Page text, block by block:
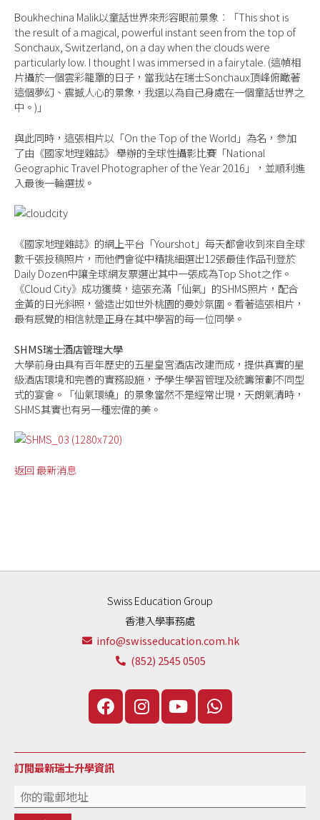
Boukhechina Malik以童話世界來形容眼前景象︰「This shot is
the result of a magical, powerful instant seen from the top of
Sonchaux, Switzerland, on a day when the clouds were
particularly low. I thought I was immersed in a fairytale. (這幀相
片攝於一個雲彩籠罩的日子，當我站在瑞士Sonchaux頂峰俯瞰著
這個夢幻、震撼人心的景象，我還以為自己身處在一個童話世界之
中。)」
與此同時，這張相片以「On the Top of the World」為名，參加
了由《國家地理雜誌》 舉辦的全球性攝影比賽「National
Geographic Travel Photographer of the Year 2016」，並順利進
入最後一輪選拔。
《國家地理雜誌》的網上平台「Yourshot」每天都會收到來自全球
數千張投稿照片，而他們會從中精挑細選出12張最佳作品刊登於
Daily Dozen中讓全球網友票選出其中一張成為Top Shot之作。
《Cloud City》成功獲獎，這張充滿「仙氣」的SHMS照片，配合
金黃的日光斜照，營造出如世外桃園的曼妙氛圍。看著這張相片，
最有感覺的相信就是正身在其中學習的每一位同學。
SHMS瑞士酒店管理大學
大學前身由具有百年歷史的五星皇宮酒店改建而成，提供真實的星
級酒店環境和完善的實務設施，予學生學習管理及統籌策劃不同型
式的宴會。「仙氣環繞」的景象當然不是經常出現，天朗氣清時，
SHMS其實也有另一種宏偉的美。
返回 最新消息
Swiss Education Group
香港入學事務處
info@swisseducation.com.hk
(852) 2545 0505
訂閲最新瑞士升學資訊